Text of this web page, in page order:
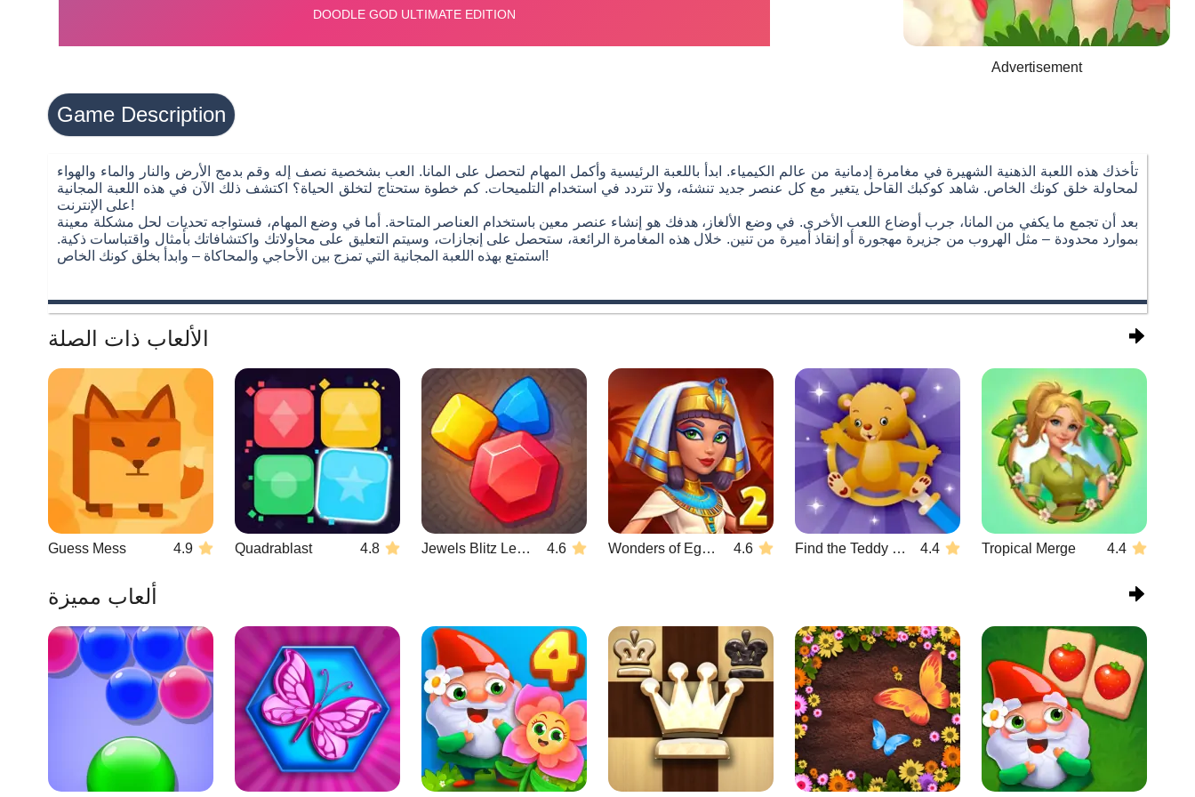
Advertisement
Game Description
تأخذك هذه اللعبة الذهنية الشهيرة في مغامرة إدمانية من عالم الكيمياء. ابدأ باللعبة الرئيسية وأكمل المهام لتحصل على المانا. العب بشخصية نصف إله وقم بدمج الأرض والنار والماء والهواء
لمحاولة خلق كونك الخاص. شاهد كوكبك القاحل يتغير مع كل عنصر جديد تنشئه، ولا تتردد في استخدام التلميحات. كم خطوة ستحتاج لتخلق الحياة؟ اكتشف ذلك الآن في هذه اللعبة المجانية
على الإنترنت!
بعد أن تجمع ما يكفي من المانا، جرب أوضاع اللعب الأخرى. في وضع الألغاز، هدفك هو إنشاء عنصر معين باستخدام العناصر المتاحة. أما في وضع المهام، فستواجه تحديات لحل مشكلة معينة
بموارد محدودة – مثل الهروب من جزيرة مهجورة أو إنقاذ أميرة من تنين. خلال هذه المغامرة الرائعة، ستحصل على إنجازات، وسيتم التعليق على محاولاتك واكتشافاتك بأمثال واقتباسات ذكية.
استمتع بهذه اللعبة المجانية التي تمزج بين الأحاجي والمحاكاة – وابدأ بخلق كونك الخاص!
الألعاب ذات الصلة
Guess Mess 4.9 Quadrablast 4.8 Jewels Blitz Legends 4.6 Wonders of Egypt Match 2 4.6 Find the Teddy Bear 4.4 Tropical Merge 4.4
ألعاب مميزة